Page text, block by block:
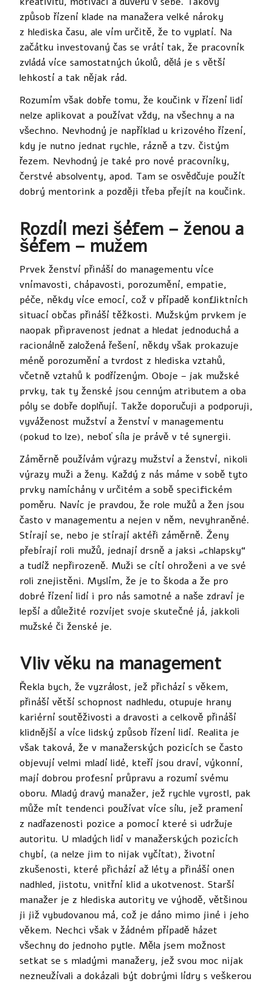
způsob řízení klade na manažera velké nároky
z hlediska času, ale vím určitě, že to vyplatí. Na
začátku investovaný čas se vrátí tak, že pracovník
zvládá více samostatných úkolů, dělá je s větší
lehkostí a tak nějak rád.
Rozumím však dobře tomu, že koučink v řízení lidí
nelze aplikovat a používat vždy, na všechny a na
všechno. Nevhodný je například u krizového řízení,
kdy je nutno jednat rychle, rázně a tzv. čistým
řezem. Nevhodný je také pro nové pracovníky,
čerstvé absolventy, apod. Tam se osvědčuje použít
dobrý mentorink a později třeba přejít na koučink.
Rozdíl mezi šéfem – ženou a
šéfem – mužem
Prvek ženství přináší do managementu více
vnímavosti, chápavosti, porozumění, empatie,
péče, někdy více emocí, což v případě konfliktních
situací občas přináší těžkosti. Mužským prvkem je
naopak připravenost jednat a hledat jednoduchá a
racionálně založená řešení, někdy však prokazuje
méně porozumění a tvrdost z hlediska vztahů,
včetně vztahů k podřízeným. Oboje – jak mužské
prvky, tak ty ženské jsou cenným atributem a oba
póly se dobře doplňují. Takže doporučuji a podporuji,
vyváženost mužství a ženství v managementu
(pokud to lze), neboť síla je právě v té synergii.
Záměrně používám výrazy mužství a ženství, nikoli
výrazy muži a ženy. Každý z nás máme v sobě tyto
prvky namíchány v určitém a sobě specifickém
poměru. Navíc je pravdou, že role mužů a žen jsou
často v managementu a nejen v něm, nevyhraněné.
Stírají se, nebo je stírají aktéři záměrně. Ženy
přebírají roli mužů, jednají drsně a jaksi „chlapsky“
a tudíž nepřirozeně. Muži se cítí ohroženi a ve své
roli znejistěni. Myslím, že je to škoda a že pro
dobré řízení lidí i pro nás samotné a naše zdraví je
lepší a důležité rozvíjet svoje skutečné já, jakkoli
mužské či ženské je.
Vliv věku na management
Řekla bych, že vyzrálost, jež přichází s věkem,
přináší větší schopnost nadhledu, otupuje hrany
kariérní soutěživosti a dravosti a celkově přináší
klidnější a více lidský způsob řízení lidí. Realita je
však taková, že v manažerských pozicích se často
objevují velmi mladí lidé, kteří jsou draví, výkonní,
mají dobrou profesní průpravu a rozumí svému
oboru. Mladý dravý manažer, jež rychle vyrostl, pak
může mít tendenci používat více sílu, jež pramení
z nadřazenosti pozice a pomocí které si udržuje
autoritu. U mladých lidí v manažerských pozicích
chybí, (a nelze jim to nijak vyčítat), životní
zkušenosti, které přichází až léty a přináší onen
nadhled, jistotu, vnitřní klid a ukotvenost. Starší
manažer je z hlediska autority ve výhodě, většinou
ji již vybudovanou má, což je dáno mimo jiné i jeho
věkem. Nechci však v žádném případě házet
všechny do jednoho pytle. Měla jsem možnost
setkat se s mladými manažery, jež svou moc nijak
nezneužívali a dokázali být dobrými lídry s veškerou